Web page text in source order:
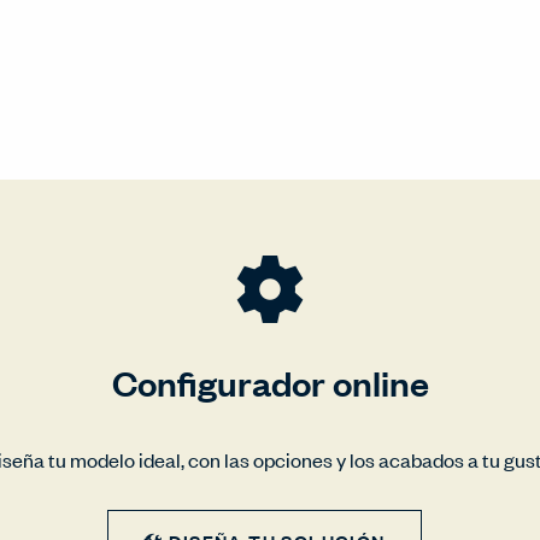
Configurador online
tu modelo ideal, con las opciones y los acabados a tu